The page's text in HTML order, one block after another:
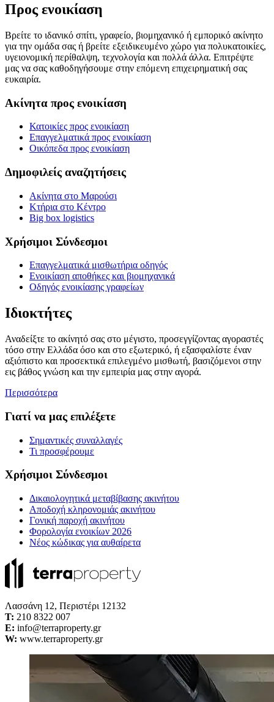
Προς ενοικίαση
Βρείτε το ιδανικό σπίτι, γραφείο, βιομηχανικό ή εμπορικό ακίνητο
για την ομάδα σας ή βρείτε εξειδικευμένο χώρο για πολυκατοικίες,
υγειονομική περίθαλψη, τεχνολογία και πολλά άλλα. Επιτρέψτε
μας να σας καθοδηγήσουμε στην επόμενη επιχειρηματική σας
ευκαιρία.
Ακίνητα προς ενοικίαση
Κατοικίες προς ενοικίαση
Επαγγελματικά προς ενοικίαση
Οικόπεδα προς ενοικίαση
Δημοφιλείς αναζητήσεις
Ακίνητα στο Μαρούσι
Κτήρια στο Κέντρο
Big box logistics
Χρήσιμοι Σύνδεσμοι
Επαγγελματικά μισθωτήρια οδηγός
Ενοικίαση αποθήκες και βιομηχανικά
Οδηγός ενοικίασης γραφείων
Ιδιοκτήτες
Αναδείξτε το ακίνητό σας στο μέγιστο, προσεγγίζοντας αγοραστές
τόσο στην Ελλάδα όσο και στο εξωτερικό, ή εξασφαλίστε έναν
αξιόπιστο και προσεκτικά επιλεγμένο μισθωτή, βασιζόμενοι στην
εις βάθος γνώση και την εμπειρία μας στην αγορά.
Περισσότερα
Γιατί να μας επιλέξετε
Σημαντικές συναλλαγές
Τι προσφέρουμε
Χρήσιμοι Σύνδεσμοι
Δικαιολογητικά μεταβίβασης ακινήτου
Αποδοχή κληρονομιάς ακινήτου
Γονική παροχή ακινήτου
Φορολογία ενοικίων 2026
Νέος κώδικας για αυθαίρετα
Λασσάνη 12, Περιστέρι 12132
Τ: 210 8322 007
E: info@terraproperty.gr
W: www.terraproperty.gr